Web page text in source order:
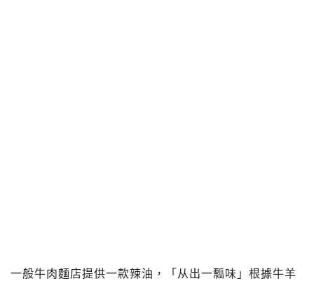
一般牛肉麵店提供一款辣油，「从出一瓢味」根據牛羊